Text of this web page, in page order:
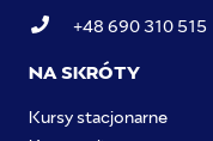
+48 690 310 515
NA SKRÓTY
Kursy stacjonarne